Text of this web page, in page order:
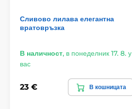
Сливово лилава елегантна
вратовръзка
В наличност, в понеделник 17. 8. у
вас
23 € В кошницата